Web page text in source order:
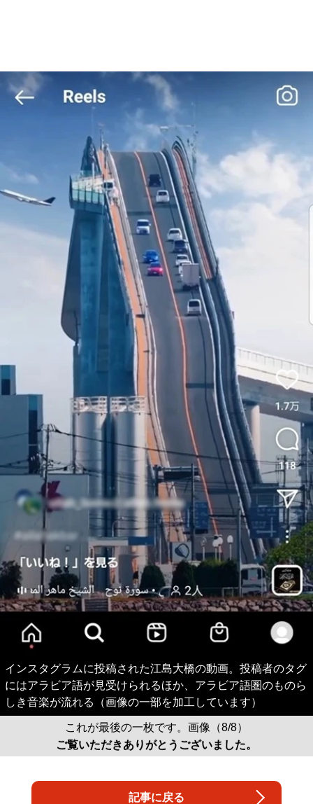
インスタグラムに投稿された江島大橋の動画。投稿者のタグ
にはアラビア語が見受けられるほか、アラビア語圏のものら
しき音楽が流れる（画像の一部を加工しています）
これが最後の一枚です。画像（8/8）
ご覧いただきありがとうございました。
記事に戻る